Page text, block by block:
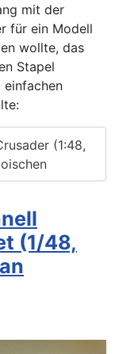
mit der
für ein Modell
wollte, das
Stapel
(1:48,
(1/48,